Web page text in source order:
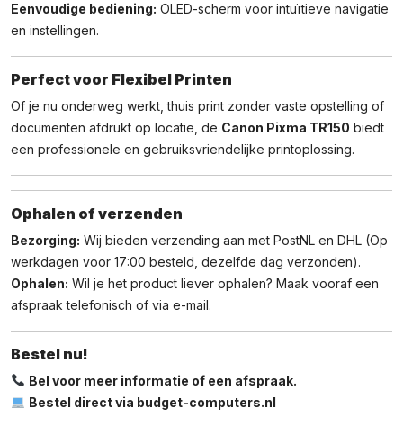
Eenvoudige bediening: OLED-scherm voor intuïtieve navigatie
en instellingen.
Perfect voor Flexibel Printen
Of je nu onderweg werkt, thuis print zonder vaste opstelling of
documenten afdrukt op locatie, de Canon Pixma TR150 biedt
een professionele en gebruiksvriendelijke printoplossing.
Ophalen of verzenden
Bezorging: Wij bieden verzending aan met PostNL en DHL (Op
werkdagen voor 17:00 besteld, dezelfde dag verzonden).
Ophalen: Wil je het product liever ophalen? Maak vooraf een
afspraak telefonisch of via e-mail.
Bestel nu!
Bel voor meer informatie of een afspraak.
Bestel direct via budget-computers.nl